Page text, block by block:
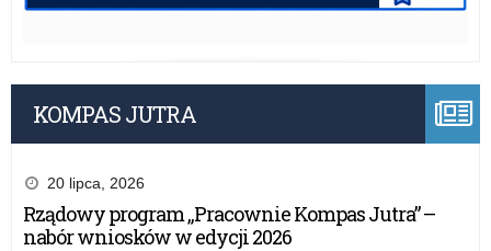
KOMPAS JUTRA
20 lipca, 2026
Rządowy program „Pracownie Kompas Jutra” –
nabór wniosków w edycji 2026